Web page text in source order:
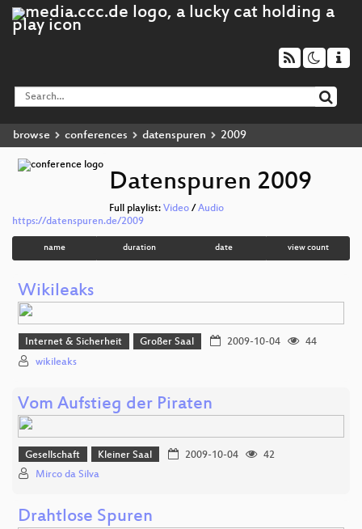
browse conferences datenspuren 2009
Datenspuren 2009
Full playlist: Video / Audio
https://datenspuren.de/2009
name duration date view count
Wikileaks
Internet & Sicherheit Großer Saal 2009-10-04
44
wikileaks
Vom Aufstieg der Piraten
Gesellschaft Kleiner Saal 2009-10-04
42
Mirco da Silva
Drahtlose Spuren